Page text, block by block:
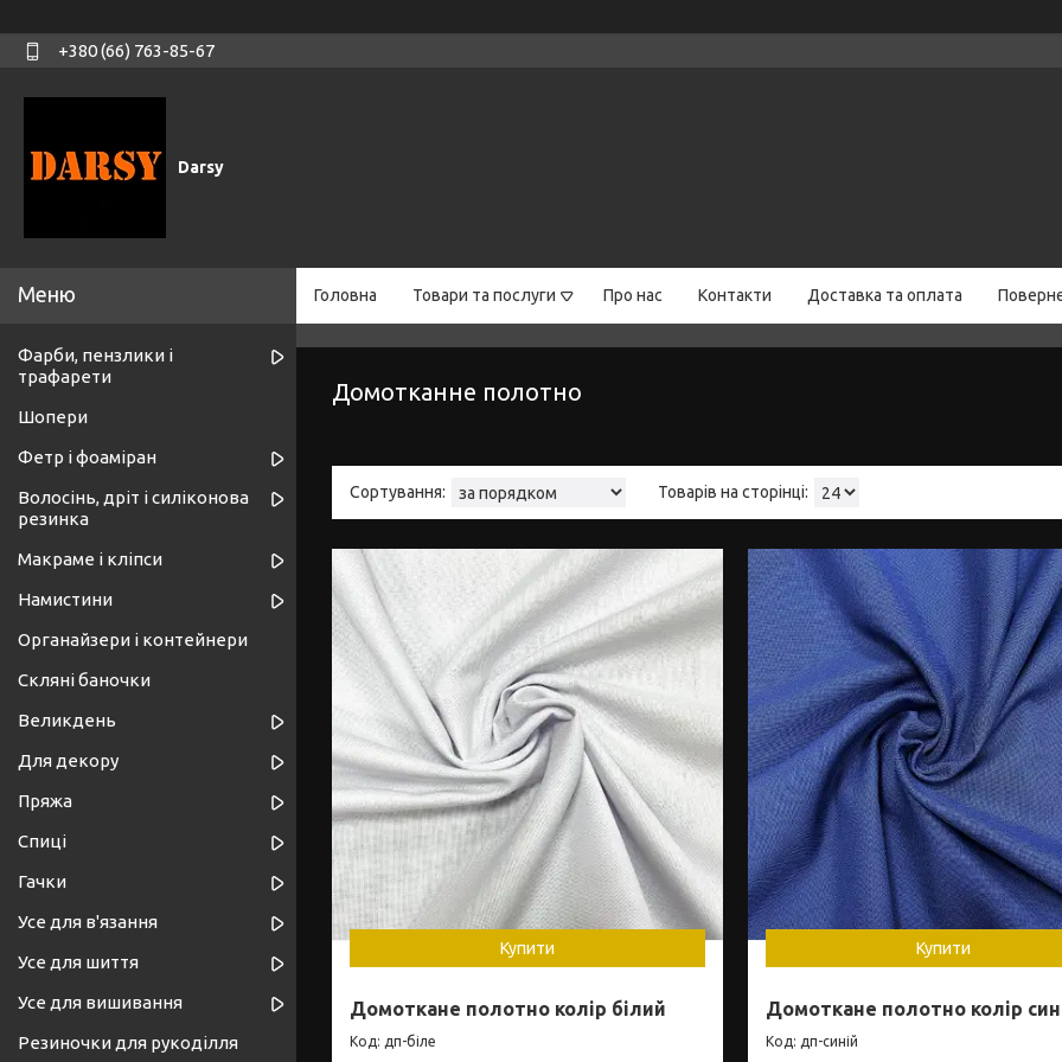
+380 (66) 763-85-67
Darsy
Головна Товари та послуги Про нас Контакти Доставка та оплата
Домотканне полотно
Купити
Домоткане полотно колір білий
дп-біле
Купити
Домоткане полотно колір
дп-синій
Фарби, пензлики і
трафарети
Шопери
Фетр і фоаміран
Волосінь, дріт і силіконова
резинка
Макраме і кліпси
Намистини
Органайзери і контейнери
Скляні баночки
Великдень
Для декору
Пряжа
Спиці
Гачки
Усе для в'язання
Усе для шиття
Усе для вишивання
Резиночки для рукоділля